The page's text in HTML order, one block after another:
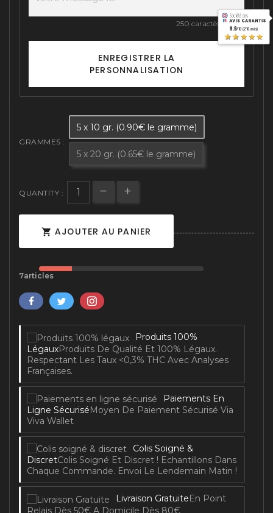
250 caractères max
ENREGISTRER LA
PERSONNALISATION
GRAMMES :
5 x 10 gr. (0.90€ le gramme)
5 x 20 gr. (0.65€ le gramme)
QUANTITY :
 AJOUTER AU PANIER
7articles
Produits 100%
LégauxProduits De Qualité Et 100% Légaux.
Respectant Les Taux <0,3% THC Avec Analyses
Françaises.
Paiements En
Ligne SécuriséMoyen De Paiement Sécurisé Via
Viva Wallet
Colis Soigné &
DiscretColis Soigné Et Discret ! Echantillons Dans
Chaque Commande. Envoi Le Lendemain Matin !
Livraison Gratuite En Point
Relais Dès 50€ A Domicile Dès 80€
9.9/10 (216 avis)
★★★★★